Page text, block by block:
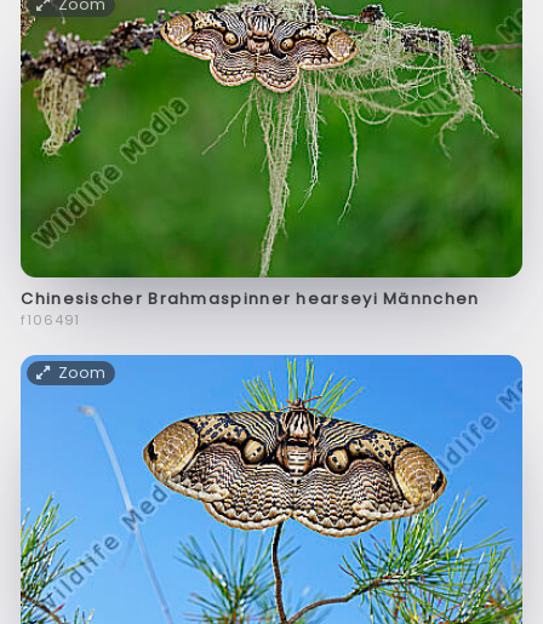
Chinesischer Brahmaspinner hearseyi Männchen
f106491
Zoom